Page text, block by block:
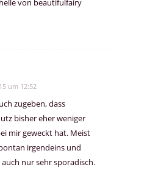
um 12:52
zugeben, dass
bisher eher weniger
mir geweckt hat. Meist
irgendeins und
nur sehr sporadisch.